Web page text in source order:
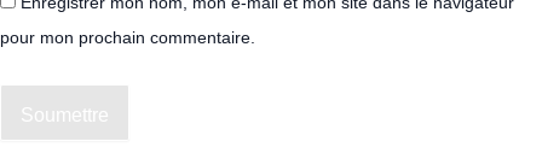
pour mon prochain commentaire.
Soumettre